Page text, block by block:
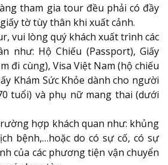
tham gia tour đều phải có đầy
tờ tùy thân khi xuất cảnh.
vui lòng quý khách xuất trình các
như: Hộ Chiếu (Passport), Giấy
đi cùng), Visa Việt Nam (hộ chiếu
Khám Sức Khỏe dành cho người
tuổi) và phụ nữ mang thai (dưới
hợp khách quan như: khủng
bệnh,…hoặc do có sự cố, có sự
của các phương tiện vận chuyển